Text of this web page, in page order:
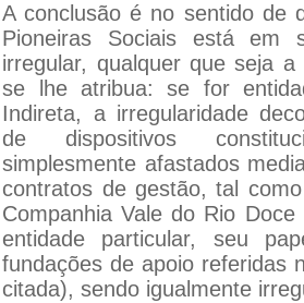
A conclusão é no sentido de
Pioneiras Sociais está em
irregular, qualquer que seja
se lhe atribua: se for
Indireta, a irregularidade
de dispositivos
simplesmente afastados
contratos de gestão, tal
Companhia Vale do Rio
entidade particular, seu
fundações de apoio referidas
citada), sendo igualmente